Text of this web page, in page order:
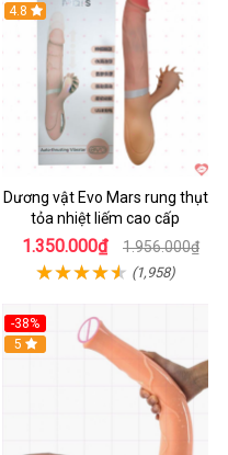
4.8
Dương vật Evo Mars rung thụt
tỏa nhiệt liếm cao cấp
1.350.000₫ 1.956.000₫
(1,958)
-38%
Hot
5